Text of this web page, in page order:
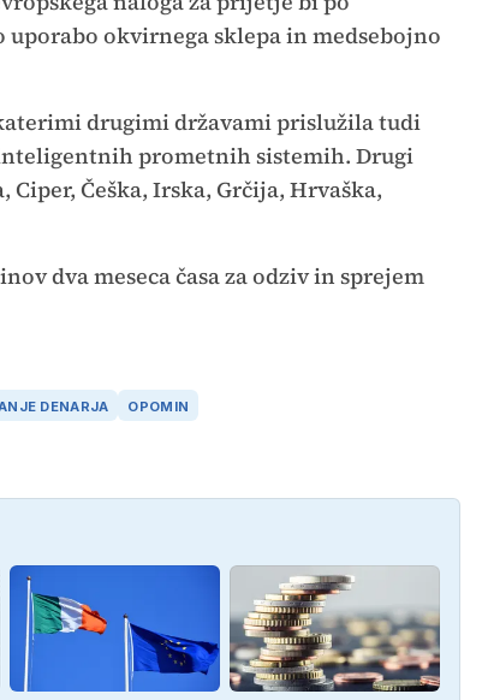
okvirnega sklepa in medsebojno
drugimi državami prislužila tudi
prometnih sistemih. Drugi
Češka, Irska, Grčija, Hrvaška,
dva meseca časa za odziv in sprejem
DENARJA OPOMIN